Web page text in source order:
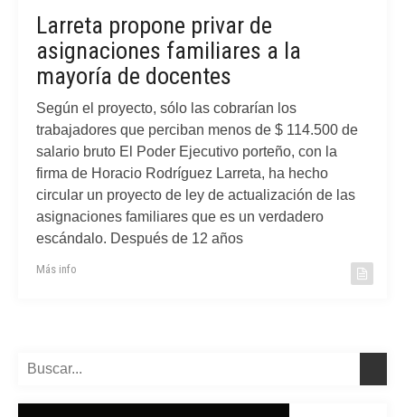
Larreta propone privar de
asignaciones familiares a la
mayoría de docentes
Según el proyecto, sólo las cobrarían los
trabajadores que perciban menos de $ 114.500 de
salario bruto El Poder Ejecutivo porteño, con la
firma de Horacio Rodríguez Larreta, ha hecho
circular un proyecto de ley de actualización de las
asignaciones familiares que es un verdadero
escándalo. Después de 12 años
Más info